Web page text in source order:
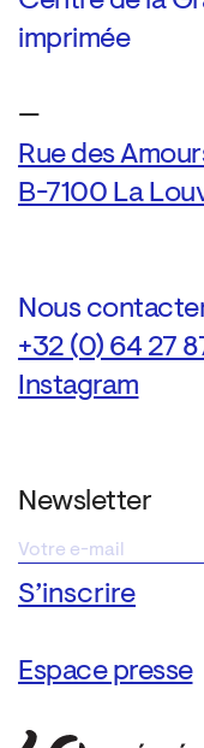
imprimée
—
Rue des
B-7100 La
Nous
+32 (0) 64 27
Instagram
Newsletter
Espace presse